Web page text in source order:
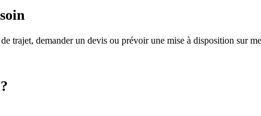
trajet, demander un devis ou prévoir une mise à disposition sur